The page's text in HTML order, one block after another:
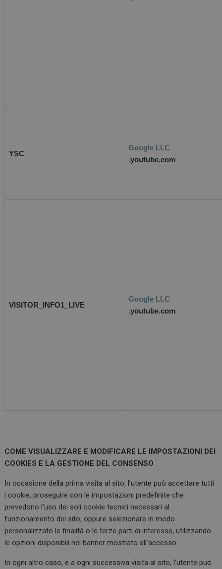
YSC
Google LLC
.youtube.com
VISITOR_INFO1_LIVE
Google LLC
.youtube.com
COME VISUALIZZARE E MODIFICARE LE IMPOSTAZIONI DEI
COOKIES E LA GESTIONE DEL CONSENSO
In occasione della prima visita al sito, l’utente può accettare tutti
i cookie, proseguire con le impostazioni predefinite che
prevedono l’uso dei soli cookie tecnici necessari al
funzionamento del sito, oppure selezionare in modo
personalizzato le finalità o le terze parti di interesse, utilizzando
le opzioni disponibili nel banner mostrato all’accesso.
In ogni altro caso, e a ogni successiva visita al sito, l’utente può